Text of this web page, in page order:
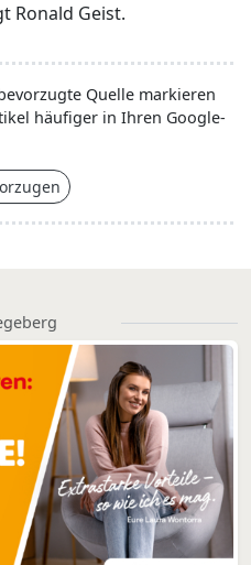
Ronald Geist.
Quelle markieren
häufiger in Ihren Google-